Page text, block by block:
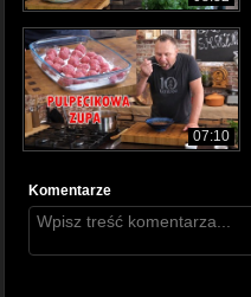
07:10
Komentarze